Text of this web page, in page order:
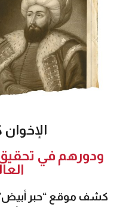
الإخوان
ودورهم في تحقيق
كشف موقع “حبر أبيض”